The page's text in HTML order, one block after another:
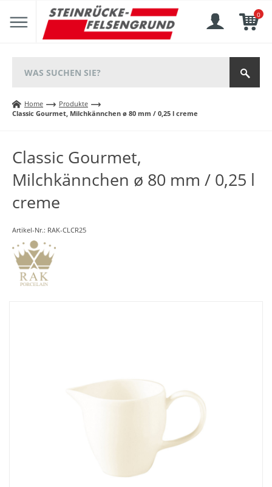
0
Home
Produkte
Classic Gourmet, Milchkännchen ø 80 mm / 0,25 l creme
Classic Gourmet,
Milchkännchen ø 80 mm / 0,25 l
creme
Artikel-Nr.: RAK-CLCR25